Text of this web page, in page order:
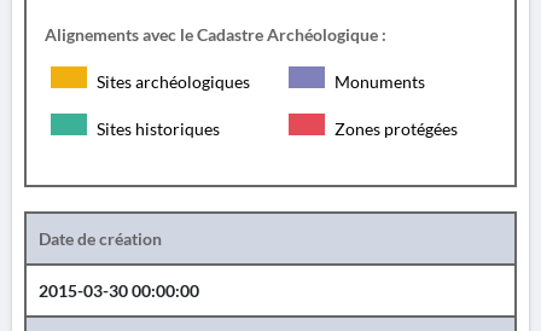
Alignements avec le Cadastre Archéologique :
Sites archéologiques Monuments
Sites historiques Zones protégées
Date de création
2015-03-30 00:00:00